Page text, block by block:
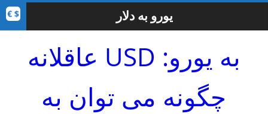
یورو به دلار
عاقلانه USD به یورو:
چگونه می توان به